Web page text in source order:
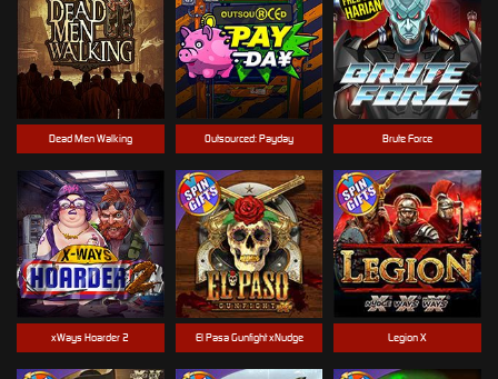
Dead Men Walking Brute Force
Outsourced: Payday
xWays Hoarder 2 El Pasa Gunfight xNudge Legion X